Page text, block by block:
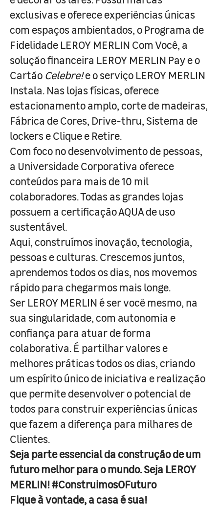
exclusivas e oferece experiências únicas
com espaços ambientados, o Programa de
Fidelidade LEROY MERLIN Com Você, a
solução financeira LEROY MERLIN Pay e o
Cartão Celebre!e o serviço LEROY MERLIN
Instala. Nas lojas físicas, oferece
estacionamento amplo, corte de madeiras,
Fábrica de Cores, Drive-thru, Sistema de
lockers e Clique e Retire.
Com foco no desenvolvimento de pessoas,
a Universidade Corporativa oferece
conteúdos para mais de 10 mil
colaboradores. Todas as grandes lojas
possuem a certificação AQUA de uso
sustentável.
Aqui, construímos inovação, tecnologia,
pessoas e culturas. Crescemos juntos,
aprendemos todos os dias, nos movemos
rápido para chegarmos mais longe.
Ser LEROY MERLIN é ser você mesmo, na
sua singularidade, com autonomia e
confiança para atuar de forma
colaborativa. É partilhar valores e
melhores práticas todos os dias, criando
um espírito único de iniciativa e realização
que permite desenvolver o potencial de
todos para construir experiências únicas
que fazem a diferença para milhares de
Clientes.
Seja parte essencial da construção de um
futuro melhor para o mundo. Seja LEROY
MERLIN! #ConstruimosOFuturo
Fique à vontade, a casa é sua!